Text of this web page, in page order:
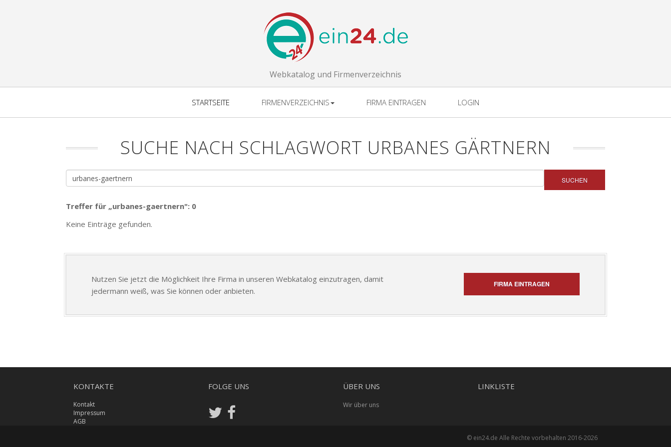
Webkatalog und Firmenverzeichnis
STARTSEITE FIRMENVERZEICHNIS FIRMA EINTRAGEN LOGIN
SUCHE NACH SCHLAGWORT URBANES GÄRTNERN
SUCHEN
Treffer für „urbanes-gaertnern": 0
Keine Einträge gefunden.
Nutzen Sie jetzt die Möglichkeit Ihre Firma in unseren Webkatalog einzutragen, damit
jedermann weiß, was Sie können oder anbieten.
FIRMA EINTRAGEN
KONTAKTE
Kontakt
Impressum
AGB
FOLGE UNS ÜBER UNS
Wir über uns
LINKLISTE
© ein24.de Alle Rechte vorbehalten 2016-2026